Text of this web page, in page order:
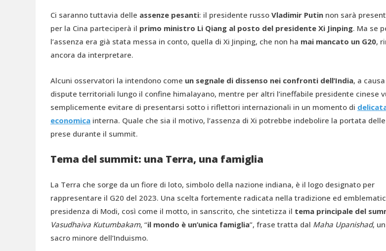
Ci saranno tuttavia delle assenze pesanti: il presidente russo Vladimir Putin non sarà
per la Cina parteciperà il primo ministro Li Qiang al posto del presidente Xi Jinping. Ma se
l’assenza era già stata messa in conto, quella di Xi Jinping, che non ha mai mancato un G20,
ancora da interpretare.
Alcuni osservatori la intendono come un segnale di dissenso nei confronti dell’India, a
dispute territoriali lungo il confine himalayano, mentre per altri l’ineffabile presidente cinese
semplicemente evitare di presentarsi sotto i riflettori internazionali in un momento di
economica interna. Quale che sia il motivo, l’assenza di Xi potrebbe indebolire la portata
prese durante il summit.
Tema del summit: una Terra, una famiglia
La Terra che sorge da un fiore di loto, simbolo della nazione indiana, è il logo designato per
rappresentare il G20 del 2023. Una scelta fortemente radicata nella tradizione ed
presidenza di Modi, così come il motto, in sanscrito, che sintetizza il tema principale del
Vasudhaiva Kutumbakam, “il mondo è un’unica famiglia”, frase tratta dal Maha Upanishad,
sacro minore dell’Induismo.